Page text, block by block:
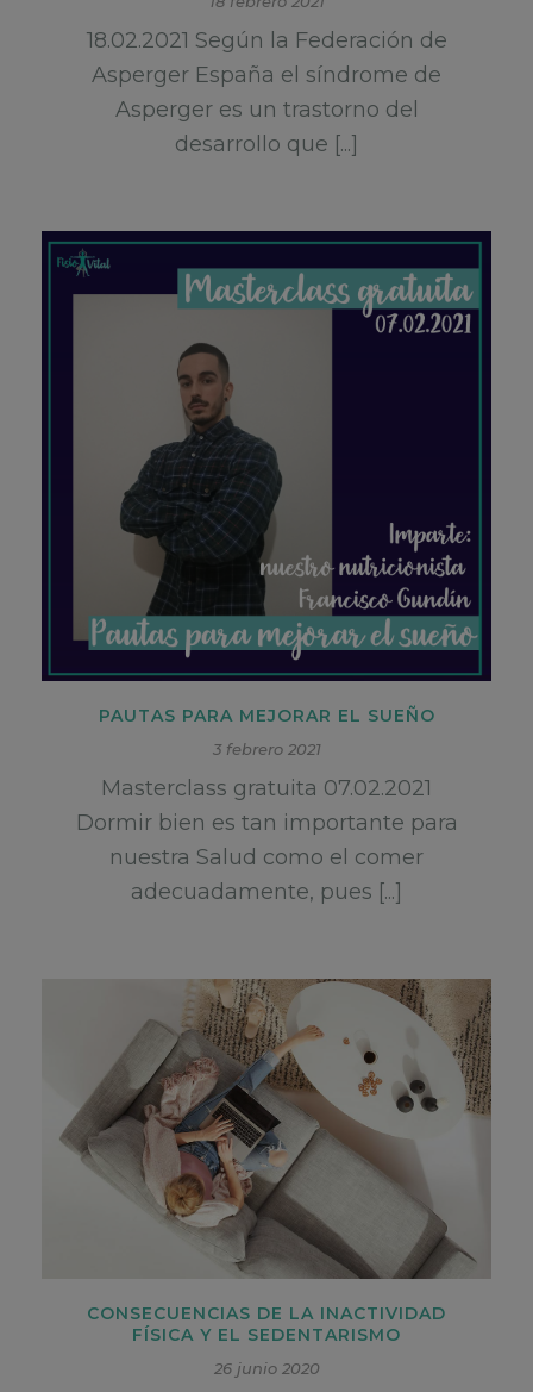
18.02.2021 Según la Federación de
Asperger España el síndrome de
Asperger es un trastorno del
desarrollo que [...]
PAUTAS PARA MEJORAR EL SUEÑO
3 febrero 2021
Masterclass gratuita 07.02.2021
Dormir bien es tan importante para
nuestra Salud como el comer
adecuadamente, pues [...]
CONSECUENCIAS DE LA INACTIVIDAD
FÍSICA Y EL SEDENTARISMO
26 junio 2020